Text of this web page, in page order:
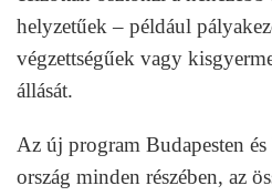
helyzetűek – például
végzettségűek vagy
állását.
Az új program Budapesten
ország minden részében, az